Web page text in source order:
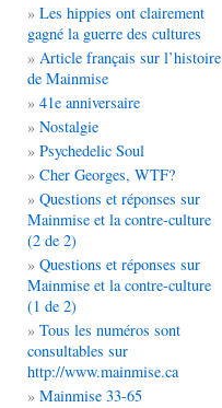
Les hippies ont clairement
gagné la guerre des cultures
Article français sur l’histoire
de Mainmise
41e anniversaire
Nostalgie
Psychedelic Soul
Cher Georges, WTF?
Questions et réponses sur
Mainmise et la contre-culture
(2 de 2)
Questions et réponses sur
Mainmise et la contre-culture
(1 de 2)
Tous les numéros sont
consultables sur
http://www.mainmise.ca
Mainmise 33-65